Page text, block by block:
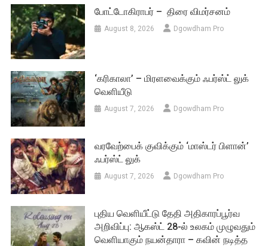
போட்டோகிராபர் – திரை விமர்சனம்
August 8, 2026 Dgowdham Pro
‘கரிகாலா’ – மிரளவைக்கும் ஃபர்ஸ்ட் லுக்
வெளியீடு
August 7, 2026 Dgowdham Pro
வரவேற்பைக் குவிக்கும் ‘மாஸ்டர் பிளான்’
ஃபர்ஸ்ட் லுக்
August 7, 2026 Dgowdham Pro
புதிய வெளியீட்டு தேதி அதிகாரப்பூர்வ
அறிவிப்பு: ஆகஸ்ட் 28-ல் உலகம் முழுவதும்
வெளியாகும் நயன்தாரா – கவின் நடித்த